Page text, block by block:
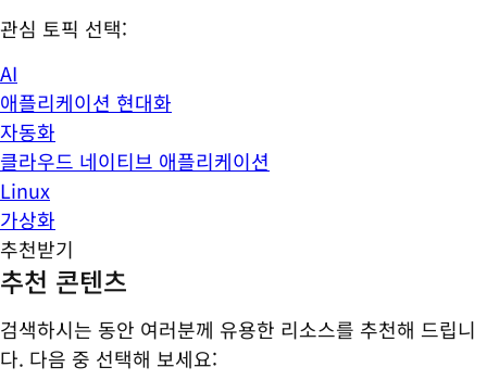
관심 토픽 선택:
AI
애플리케이션 현대화
자동화
클라우드 네이티브 애플리케이션
Linux
가상화
추천받기
추천 콘텐츠
검색하시는 동안 여러분께 유용한 리소스를 추천해 드립니
다. 다음 중 선택해 보세요: